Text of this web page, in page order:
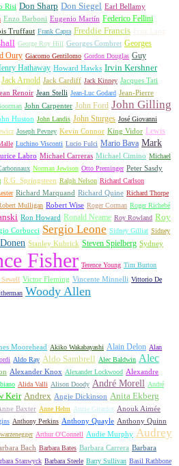
Risi Don Sharp Don Siegel Earl Bellamy
Enzo Barboni Eugenio Martín Federico Fellini
Truffaut Frank Capra Freddie Francis
Fritz Lang
George Roy Hill Georges Combret Georges
Oury Giacomo Gentilomo Gordon Douglas Guy
Hathaway Howard Hawks Irvin Kershner
Jack Arnold Jack Cardiff Jack Kinney Jacques Tati
Renoir Jean Stelli Jean-Luc Godard Jean-Pierre
John Carpenter John Ford John Gilling
Huston John Landis John Sturges José Giovanni
Joseph Pevney Kevin Connor King Vidor Lewis
Luchino Visconti Lucio Fulci Mario Bava Mark
Labro Michael Carreras Michael Cimino Michael
Norman Jewison Otto Preminger Peter Sasdy
R.G. Springsteen Ralph Nelson Richard Carlson
Richard Marquand Richard Quine Richard Thorpe
Mulligan Robert Wise Roger Corman Roger Richebé
Ron Howard Ronald Neame Roy Rowland Roy
Corbucci Sergio Leone Sidney Gilliat Sidney
Stanley Kubrick Steven Spielberg Sydney
Fisher Terence Young Tim Burton
Sewell Victor Fleming Vincente Minnelli Vittorio De
Woody Allen
Moorehead Akiko Wakabayashi Alain Delon Alan
Aldo Ray Aldo Sambrell Alec Baldwin Alec
Alexander Knox Alexander Lockwood Alexandre
Alida Valli Alison Doody André Morell André
Keir Andrex Angie Dickinson Anita Ekberg
Baxter Anne Helm Annie Girardot Anouk Aimée
Anthony Perkins Anthony Quayle Anthony Quinn
Arthur O'Connell Audie Murphy Audrey
Bach Barbara Bates Barbara Carrera Barbara
Stanwyck Barbara Steele Barry Sullivan Basil Rathbone